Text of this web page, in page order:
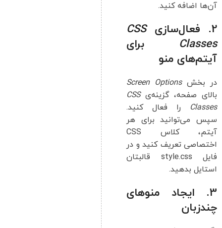
آن‌ها اضافه کنید.
2. فعال‌سازی
CSS
Classes برای
آیتم‌های منو
در بخشScreen Options
بالای صفحه، گزینه‌یCSS
Classes را فعال کنید.
سپس می‌توانید برای هر
آیتم، کلاس CSS
اختصاصی تعریف کنید و در
فایل style.css قالبتان
استایل بدهید.
3. ایجاد منوهای
چندزبان